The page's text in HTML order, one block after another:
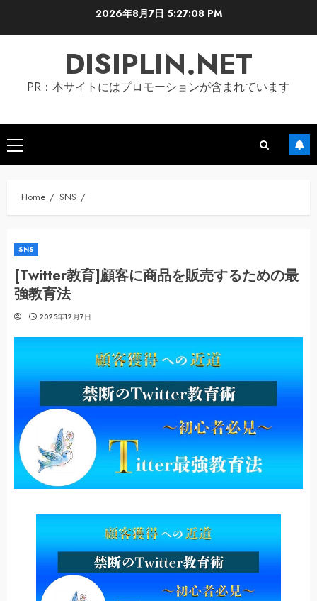
2026年8月7日 5:27:09 PM
DISIPLIN.NET
PR：本サイトにはプロモーションが含まれています
Primary
Menu
Home SNS
SNS
[Twitter教育]顧客に商品を販売するための最
強教育法
2025年12月7日